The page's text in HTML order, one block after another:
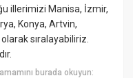
illerimizi Manisa, İzmir,
Konya, Artvin,
sıralayabiliriz.
burada okuyun: